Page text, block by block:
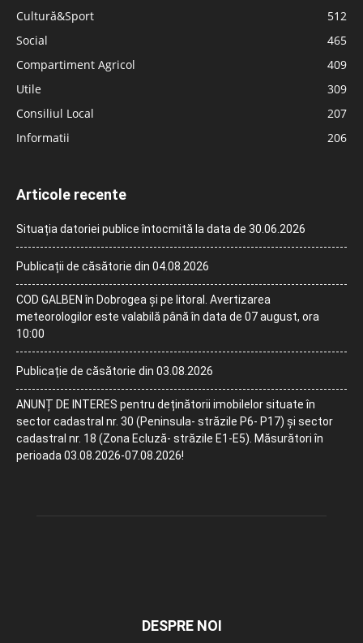
Cultură&Sport
512
Social
465
Compartiment Agricol
409
Utile
309
Consiliul Local
207
Informatii
206
Articole recente
Situația datoriei publice întocmită la data de 30.06.2026
Publicații de căsătorie din 04.08.2026
COD GALBEN în Dobrogea și pe litoral. Avertizarea
meteorologilor este valabilă până în data de 07 august, ora
10:00
Publicație de căsătorie din 03.08.2026
ANUNȚ DE INTERES pentru deținătorii imobilelor situate în
sector cadastral nr. 30 (Peninsula- străzile P6- P17) și sector
cadastral nr. 18 (Zona Ecluză- străzile E1-E5). Măsurători în
perioada 03.08.2026-07.08.2026!
DESPRE NOI